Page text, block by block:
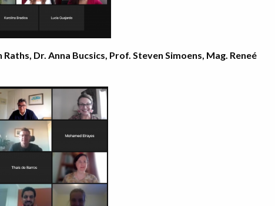
Dr. Anna Bucsics, Prof. Steven Simoens, Mag. Reneé